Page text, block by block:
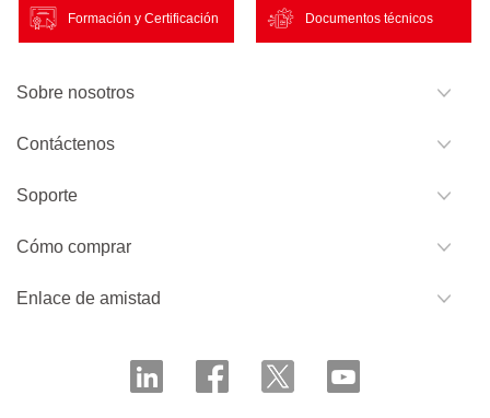
Formación y Certificación Documentos técnicos
Sobre nosotros
Contáctenos
Soporte
Cómo comprar
Enlace de amistad